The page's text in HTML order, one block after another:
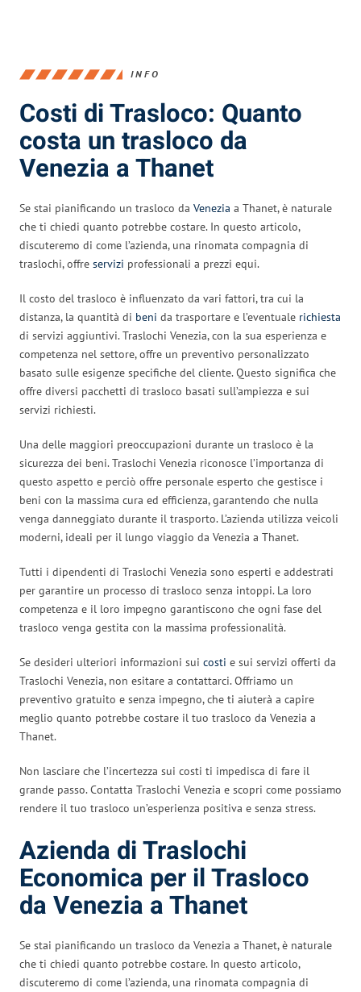
INFO
Costi di Trasloco: Quanto
costa un trasloco da
Venezia a Thanet
Se stai pianificando un trasloco da Venezia a Thanet, è naturale
che ti chiedi quanto potrebbe costare. In questo articolo,
discuteremo di come l’azienda, una rinomata compagnia di
traslochi, offre servizi professionali a prezzi equi.
Il costo del trasloco è influenzato da vari fattori, tra cui la
distanza, la quantità di beni da trasportare e l’eventuale richiesta
di servizi aggiuntivi. Traslochi Venezia, con la sua esperienza e
competenza nel settore, offre un preventivo personalizzato
basato sulle esigenze specifiche del cliente. Questo significa che
offre diversi pacchetti di trasloco basati sull’ampiezza e sui
servizi richiesti.
Una delle maggiori preoccupazioni durante un trasloco è la
sicurezza dei beni. Traslochi Venezia riconosce l’importanza di
questo aspetto e perciò offre personale esperto che gestisce i
beni con la massima cura ed efficienza, garantendo che nulla
venga danneggiato durante il trasporto. L’azienda utilizza veicoli
moderni, ideali per il lungo viaggio da Venezia a Thanet.
Tutti i dipendenti di Traslochi Venezia sono esperti e addestrati
per garantire un processo di trasloco senza intoppi. La loro
competenza e il loro impegno garantiscono che ogni fase del
trasloco venga gestita con la massima professionalità.
Se desideri ulteriori informazioni sui costi e sui servizi offerti da
Traslochi Venezia, non esitare a contattarci. Offriamo un
preventivo gratuito e senza impegno, che ti aiuterà a capire
meglio quanto potrebbe costare il tuo trasloco da Venezia a
Thanet.
Non lasciare che l’incertezza sui costi ti impedisca di fare il
grande passo. Contatta Traslochi Venezia e scopri come possiamo
rendere il tuo trasloco un’esperienza positiva e senza stress.
Azienda di Traslochi
Economica per il Trasloco
da Venezia a Thanet
Se stai pianificando un trasloco da Venezia a Thanet, è naturale
che ti chiedi quanto potrebbe costare. In questo articolo,
discuteremo di come l’azienda, una rinomata compagnia di